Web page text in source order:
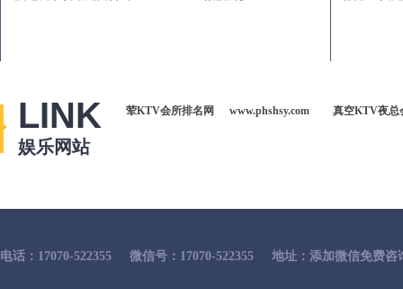
LINK
娱乐网站
荤KTV会所排名网 www.phshsy.com 真空KTV夜总
电话：17070-522355 微信号：17070-522355 地址：添加微信免费咨